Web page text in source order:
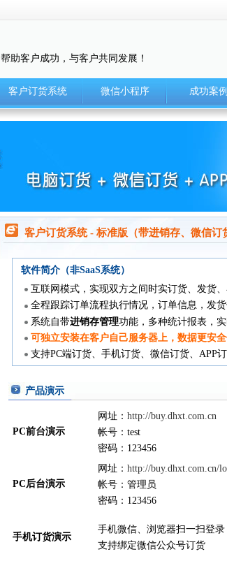
帮助客户成功，与客户共同发展！
客户订货系统 微信小程序 成功案例
客户订货系统 - 标准版（带进销存、微信订
软件简介（非SaaS系统）
互联网模式，实现双方之间时实订货、发货、
全程跟踪订单流程执行情况，订单信息，发货
系统自带进销存管理功能，多种统计报表，
可独立安装在客户自己服务器上，数据更安全
支持PC端订货、手机订货、微信订货、APP订
产品演示
PC前台演示
网址： http://buy.dhxt.com.cn
帐号：test
密码：123456
PC后台演示
网址： http://buy.dhxt.com.cn/
帐号：管理员
密码：123456
手机订货演示
手机微信、浏览器扫一扫登录
支持绑定微信公众号订货